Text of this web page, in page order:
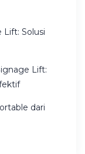
Lift: Solusi
Lift:
dari